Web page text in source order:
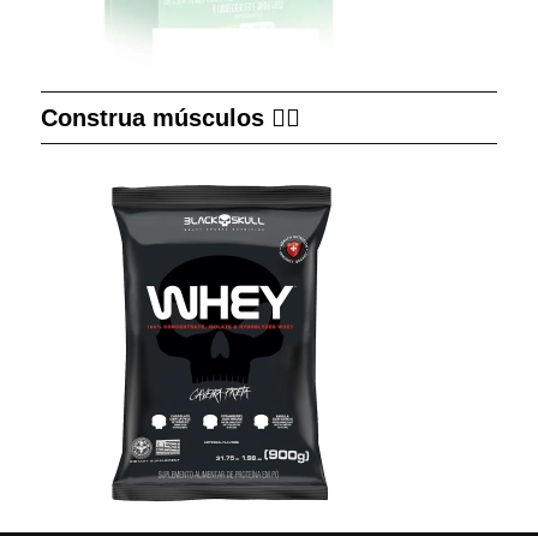
Construa músculos 👇🏻